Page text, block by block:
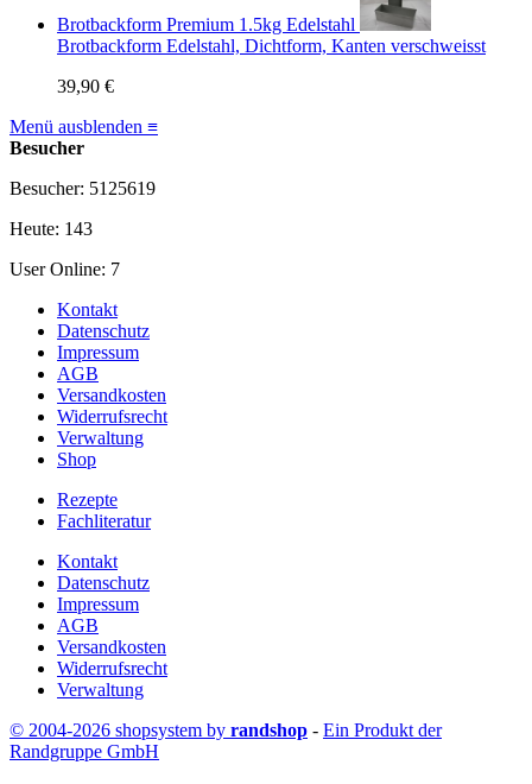
Brotbackform Premium 1.5kg Edelstahl
Brotbackform Edelstahl, Dichtform, Kanten verschweisst
39,90 €
Menü ausblenden ≡
Besucher
Besucher: 5125619
Heute: 143
User Online: 7
Kontakt
Datenschutz
Impressum
AGB
Versandkosten
Widerrufsrecht
Verwaltung
Shop
Rezepte
Fachliteratur
Kontakt
Datenschutz
Impressum
AGB
Versandkosten
Widerrufsrecht
Verwaltung
© 2004-2026 shopsystem by randshop - Ein Produkt der
Randgruppe GmbH